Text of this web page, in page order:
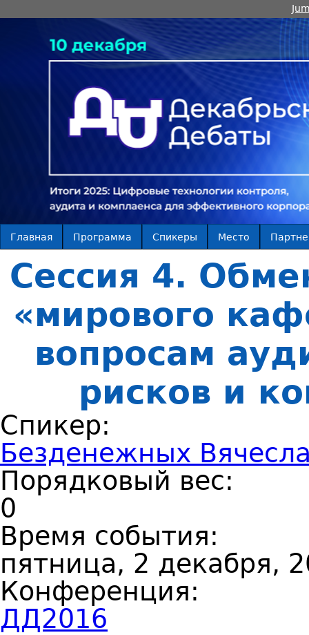
Главная Программа Спикеры Место
Сессия 4.
«мирового
вопросам
рисков и
Спикер:
Безденежных
Порядковый вес:
0
Время события:
пятница, 2 декабря,
Конференция:
ДД2016